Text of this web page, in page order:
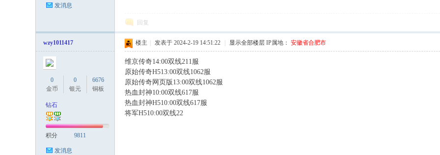
发消息
回复
wzy1011417
0
金币
0
银元
6676
铜板
钻石
积分 9811
发消息
楼主 发表于 2024-2-19 14:51:22 显示全部楼层 IP属地： 安徽省合肥市
维京传奇14:00双线211服
原始传奇H513:00双线1062服
原始传奇网页版13:00双线1062服
热血封神10:00双线617服
热血封神H510:00双线617服
将军H510:00双线22